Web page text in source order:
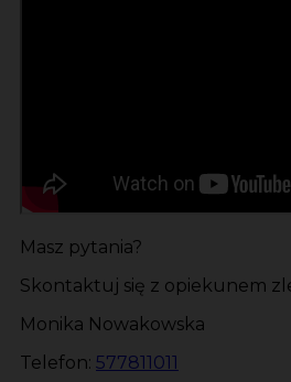
Masz pytania?
Skontaktuj się z opiekunem
Monika Nowakowska
Telefon: 577811011